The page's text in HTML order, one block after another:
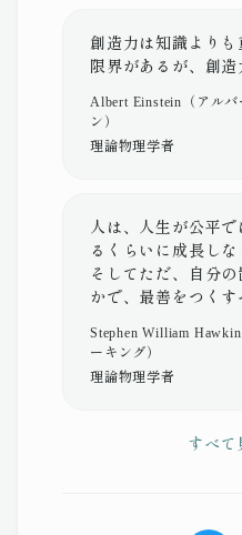
創造力は知識より
限界があるが、創造
Albert Einstein（アルバ
ン）
理論物理学者
人は、人生が公平
るくらいに成長しな
そしてただ、自分
かで、最善をつくす
Stephen William
ーキング）
理論物理学者
すべて